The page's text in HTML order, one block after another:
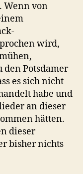
Wenn von
wird,
den Potsdamer
es sich nicht
habe und
an dieser
hätten.
dieser
bisher nichts